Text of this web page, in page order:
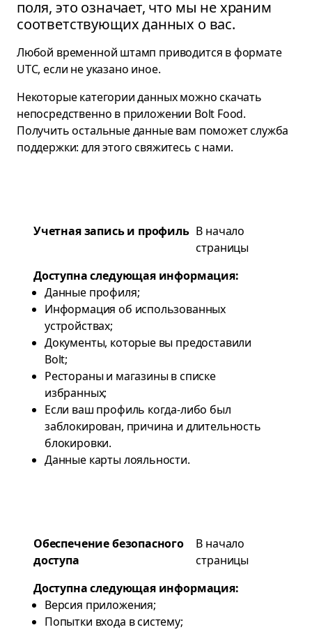
поля, это означает, что мы не храним
соответствующих данных о вас.
Любой временной штамп приводится в формате
UTC, если не указано иное.
Некоторые категории данных можно скачать
непосредственно в приложении Bolt Food.
Получить остальные данные вам поможет служба
поддержки: для этогосвяжитесь с нами.
Учетная запись и профиль В начало
страницы
Доступна следующая информация:
Данные профиля;
Информация об использованных
устройствах;
Документы, которые вы предоставили
Bolt;
Рестораны и магазины в списке
избранных;
Если ваш профиль когда-либо был
заблокирован, причина и длительность
блокировки.
Данные карты лояльности.
Обеспечение безопасного
доступа
В начало
страницы
Доступна следующая информация:
Версия приложения;
Попытки входа в систему;